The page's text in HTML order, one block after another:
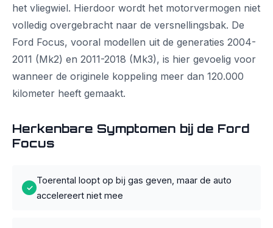
het vliegwiel. Hierdoor wordt het motorvermogen niet
volledig overgebracht naar de versnellingsbak. De
Ford Focus, vooral modellen uit de generaties 2004-
2011 (Mk2) en 2011-2018 (Mk3), is hier gevoelig voor
wanneer de originele koppeling meer dan 120.000
kilometer heeft gemaakt.
Herkenbare Symptomen bij de Ford
Focus
✓
Toerental loopt op bij gas geven, maar de auto
accelereert niet mee